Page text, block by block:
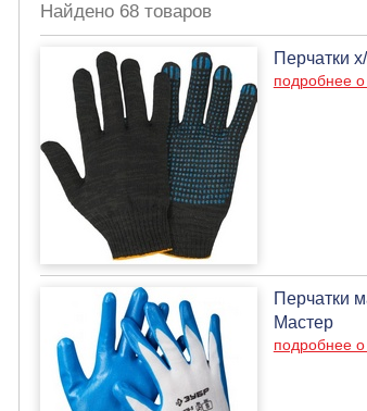
Найдено 68 товаров
Перчатки
подробнее о
Перчатки
Мастер
подробнее о